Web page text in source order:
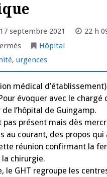
17 septembre 2021
22 h
sur
Guingamp
:
le
comité
Hôpital
, urgences
médical d’établissement)
évoquer avec le chargé
de l’hôpital de Guingamp.
pas présent mais dès
au courant, des propos qui
réunion confirmant la
chirurgie.
le GHT regroupe les